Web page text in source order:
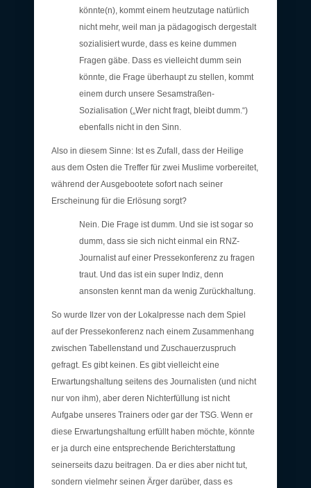
könnte(n), kommt einem heutzutage natürlich
nicht mehr, weil man ja pädagogisch dergestalt
sozialisiert wurde, dass es keine dummen
Fragen gäbe. Dass es vielleicht dumm sein
könnte, die Frage überhaupt zu stellen, kommt
einem durch unsere Sesamstraßen-
Sozialisation („Wer nicht fragt, bleibt dumm.“)
ebenfalls nicht in den Sinn.
Also in diesem Sinne: Ist es Zufall, dass der Heilige
aus dem Osten die Treffer für zwei Muslime vorbereitet,
während der Ausgebootete sofort nach seiner
Erscheinung für die Erlösung sorgt?
Nein. Die Frage ist dumm. Und sie ist sogar so
dumm, dass sie sich nicht einmal ein RNZ-
Journalist auf einer Pressekonferenz zu fragen
traut. Und das ist ein super Indiz, denn
ansonsten kennt man da wenig Zurückhaltung.
So wurde Ilzer von der Lokalpresse nach dem Spiel
auf der Pressekonferenz nach einem Zusammenhang
zwischen Tabellenstand und Zuschauerzuspruch
gefragt. Es gibt keinen. Es gibt vielleicht eine
Erwartungshaltung seitens des Journalisten (und nicht
nur von ihm), aber deren Nichterfüllung ist nicht
Aufgabe unseres Trainers oder gar der TSG. Wenn er
diese Erwartungshaltung erfüllt haben möchte, könnte
er ja durch eine entsprechende Berichterstattung
seinerseits dazu beitragen. Da er dies aber nicht tut,
sondern vielmehr seinen Ärger darüber, dass es